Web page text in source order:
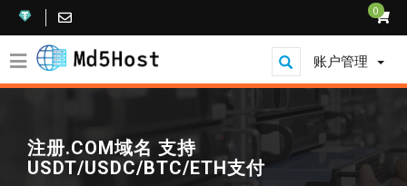
0
账户管理
注册.COM域名 支持
USDT/USDC/BTC/ETH支付